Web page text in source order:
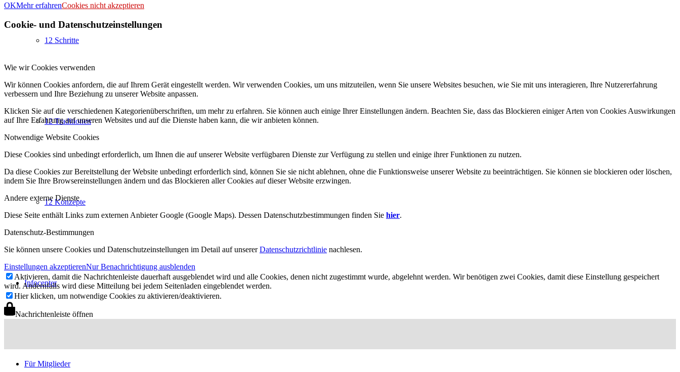
12 Schritte
12 Traditionen
12 Konzepte
Infocenter
Für Mitglieder
OKMehr erfahrenCookies nicht akzeptieren
Cookie- und Datenschutzeinstellungen
Wie wir Cookies verwenden
Wir können Cookies anfordern, die auf Ihrem Gerät eingestellt werden. Wir verwenden Cookies, um uns mitzuteilen, wenn Sie unsere Websites besuchen, wie Sie mit uns interagieren, Ihre Nutzererfahrung
verbessern und Ihre Beziehung zu unserer Website anpassen.
Klicken Sie auf die verschiedenen Kategorienüberschriften, um mehr zu erfahren. Sie können auch einige Ihrer Einstellungen ändern. Beachten Sie, dass das Blockieren einiger Arten von Cookies Auswirkungen
auf Ihre Erfahrung auf unseren Websites und auf die Dienste haben kann, die wir anbieten können.
Notwendige Website Cookies
Diese Cookies sind unbedingt erforderlich, um Ihnen die auf unserer Website verfügbaren Dienste zur Verfügung zu stellen und einige ihrer Funktionen zu nutzen.
Da diese Cookies zur Bereitstellung der Website unbedingt erforderlich sind, können Sie sie nicht ablehnen, ohne die Funktionsweise unserer Website zu beeinträchtigen. Sie können sie blockieren oder löschen,
indem Sie Ihre Browsereinstellungen ändern und das Blockieren aller Cookies auf dieser Website erzwingen.
Andere externe Dienste
Diese Seite enthält Links zum externen Anbieter Google (Google Maps). Dessen Datenschutzbestimmungen finden Sie hier.
Datenschutz-Bestimmungen
Sie können unsere Cookies und Datenschutzeinstellungen im Detail auf unsererDatenschutzrichtlinie nachlesen.
Einstellungen akzeptierenNur Benachrichtigung ausblenden
Aktivieren, damit die Nachrichtenleiste dauerhaft ausgeblendet wird und alle Cookies, denen nicht zugestimmt wurde, abgelehnt werden. Wir benötigen zwei Cookies, damit diese Einstellung gespeichert
wird. Andernfalls wird diese Mitteilung bei jedem Seitenladen eingeblendet werden.
Hier klicken, um notwendige Cookies zu aktivieren/deaktivieren.
Nachrichtenleiste öffnen